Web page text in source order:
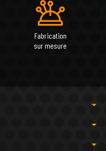
Fabrication
sur mesure
arrow_drop_down
arrow_drop_down
arrow_drop_down